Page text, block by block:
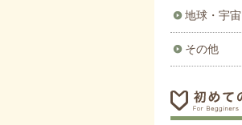
地球・宇宙
その他